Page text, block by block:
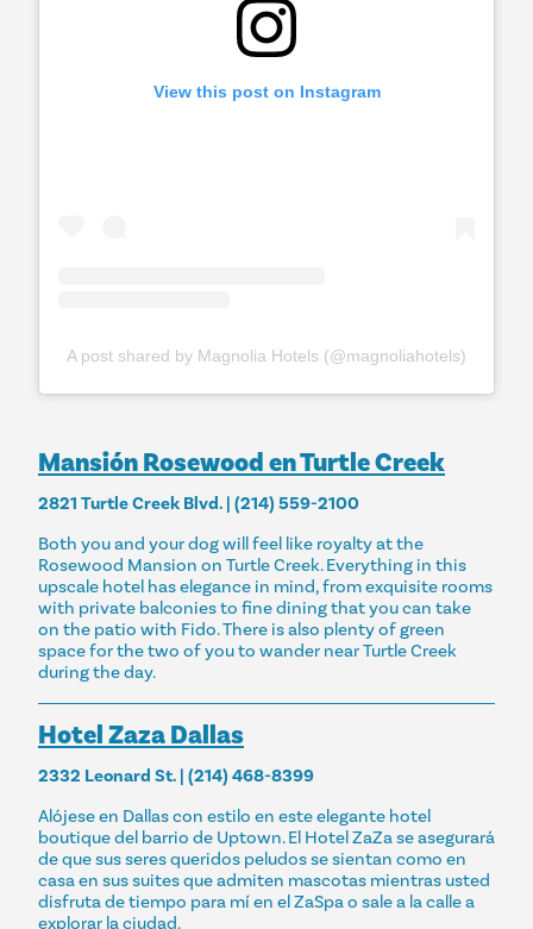
View this post on Instagram
A post shared by Magnolia Hotels (@magnoliahotels)
Mansión Rosewood en Turtle Creek
2821 Turtle Creek Blvd. | (214) 559-2100
Both you and your dog will feel like royalty at the
Rosewood Mansion on Turtle Creek. Everything in this
upscale hotel has elegance in mind, from exquisite rooms
with private balconies to fine dining that you can take
on the patio with Fido. There is also plenty of green
space for the two of you to wander near Turtle Creek
during the day.
Hotel Zaza Dallas
2332 Leonard St. | (214) 468-8399
Alójese en Dallas con estilo en este elegante hotel
boutique del barrio de Uptown. El Hotel ZaZa se asegurará
de que sus seres queridos peludos se sientan como en
casa en sus suites que admiten mascotas mientras usted
disfruta de tiempo para mí en el ZaSpa o sale a la calle a
explorar la ciudad.